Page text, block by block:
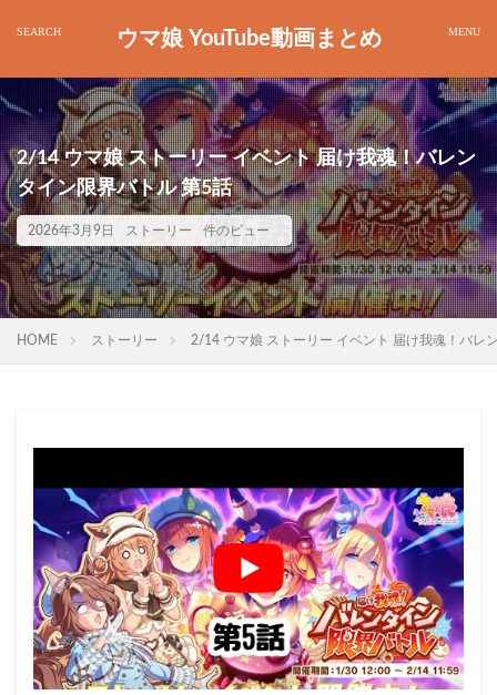
ウマ娘 YouTube動画まとめ
2/14 ウマ娘 ストーリー イベント 届け我魂！バレン
タイン限界バトル 第5話
2026年3月9日 ストーリー 件のビュー
HOME ストーリー 2/14 ウマ娘 ストーリー イベント 届け我魂！バレ